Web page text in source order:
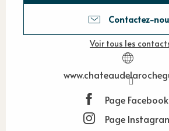
Contactez-
Voir tous les
Page Facebook
Page